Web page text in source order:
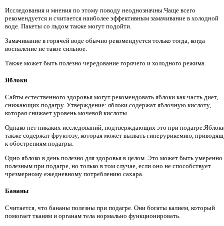
Исследования и мнения по этому поводу неоднозначны.Чаще всего
рекомендуется и считается наиболее эффективным замачивание в холодной
воде. Пакеты со льдом также могут подойти.
Замачивание в горячей воде обычно рекомендуется только тогда, когда
воспаление не такое сильное.
Также может быть полезно чередование горячего и холодного режима.
Яблоки
Сайты естественного здоровья могут рекомендовать яблоки как часть диет,
снижающих подагру. Утверждение: яблоки содержат яблочную кислоту,
которая снижает уровень мочевой кислоты.
Однако нет никаких исследований, подтверждающих это при
также содержат фруктозу, которая может вызвать гиперурикемию,
к обострениям подагры.
Одно яблоко в день полезно для здоровья в целом. Это может быть умеренно
полезным при подагре, но только в том случае, если оно не способствует
чрезмерному ежедневному потреблению сахара.
Бананы
Считается, что бананы полезны при подагре. Они богаты калием, который
помогает тканям и органам тела нормально функционировать.